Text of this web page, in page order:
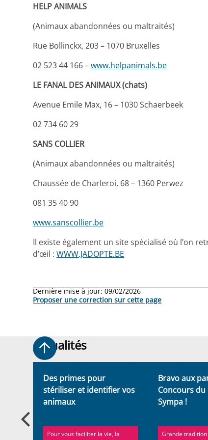
HELP ANIMALS
(Animaux abandonnées ou maltraités)
Rue Bollinckx, 203 – 1070 Bruxelles
02 523 44 166 –www.helpanimals.be
LE FANAL DES ANIMAUX (chats)
Avenue Emile Max, 16 – 1030 Schaerbeek
02 734 60 29
SANS COLLIER
(Animaux abandonnées ou maltraités)
Chaussée de Charleroi, 68 – 1360 Perwez
081 35 40 90
www.sanscollier.be
Il existe également un site spécialisé où l’on
d’œil :WWW.JADOPTE.BE
Dernière mise à jour:09/02/2026
Proposer une correction sur cette page
Actualités
Actualités
Des primes pour
stériliser et identifier vos
animaux
Pour vous faciliter la vie, la
Bravo aux
Concours du
Sympa !
Grande